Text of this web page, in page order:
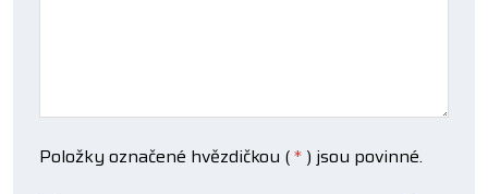
Položky označené hvězdičkou (* ) jsou povinné.